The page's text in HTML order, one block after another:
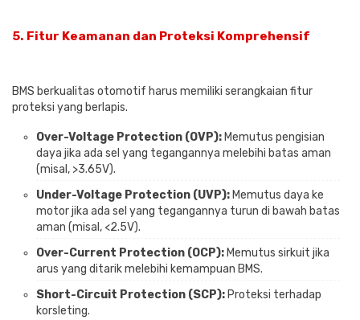
5. Fitur Keamanan dan Proteksi Komprehensif
BMS berkualitas otomotif harus memiliki serangkaian fitur
proteksi yang berlapis.
Over-Voltage Protection (OVP): Memutus pengisian
daya jika ada sel yang tegangannya melebihi batas aman
(misal, >3.65V).
Under-Voltage Protection (UVP): Memutus daya ke
motor jika ada sel yang tegangannya turun di bawah batas
aman (misal, <2.5V).
Over-Current Protection (OCP): Memutus sirkuit jika
arus yang ditarik melebihi kemampuan BMS.
Short-Circuit Protection (SCP): Proteksi terhadap
korsleting.